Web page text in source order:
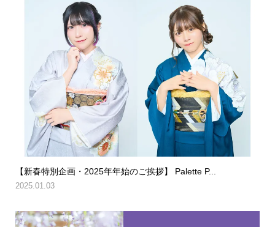
【新春特別企画・2025年年始のご挨拶】 Palette P...
2025.01.03